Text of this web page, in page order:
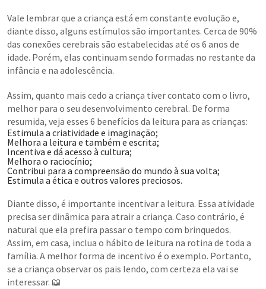
Vale lembrar que a criança está em constante evolução e,
diante disso, alguns estímulos são importantes. Cerca de 90%
das conexões cerebrais são estabelecidas até os 6 anos de
idade. Porém, elas continuam sendo formadas no restante da
infância e na adolescência.
Assim, quanto mais cedo a criança tiver contato com o livro,
melhor para o seu desenvolvimento cerebral. De forma
resumida, veja esses 6 benefícios da leitura para as crianças:
Estimula a criatividade e imaginação;
Melhora a leitura e também e escrita;
Incentiva e dá acesso à cultura;
Melhora o raciocínio;
Contribui para a compreensão do mundo à sua volta;
Estimula a ética e outros valores preciosos.
Diante disso, é importante incentivar a leitura. Essa atividade
precisa ser dinâmica para atrair a criança. Caso contrário, é
natural que ela prefira passar o tempo com brinquedos.
Assim, em casa, inclua o hábito de leitura na rotina de toda a
família. A melhor forma de incentivo é o exemplo. Portanto,
se a criança observar os pais lendo, com certeza ela vai se
interessar. 📖